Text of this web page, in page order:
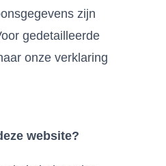
zijn
gedetailleerde
onze verklaring
website?